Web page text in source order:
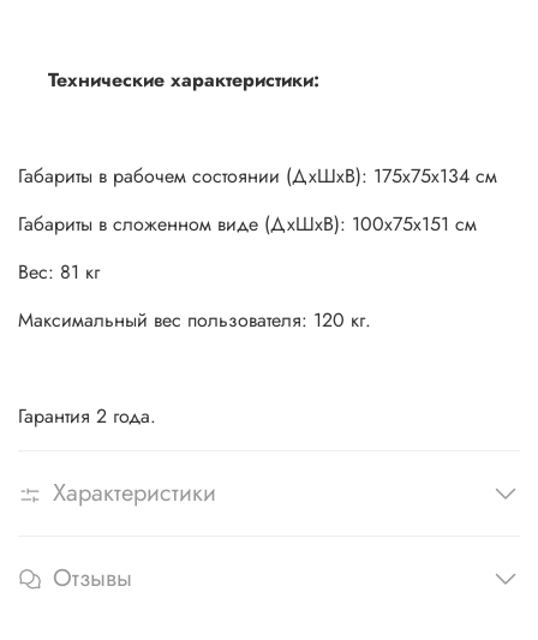
Технические характеристики:
Габариты в рабочем состоянии (ДхШхВ): 175x75x134 см
Габариты в сложенном виде (ДхШхВ): 100x75x151 см
Вес: 81 кг
Максимальный вес пользователя: 120 кг.
Гарантия 2 года.
Характеристики
Отзывы